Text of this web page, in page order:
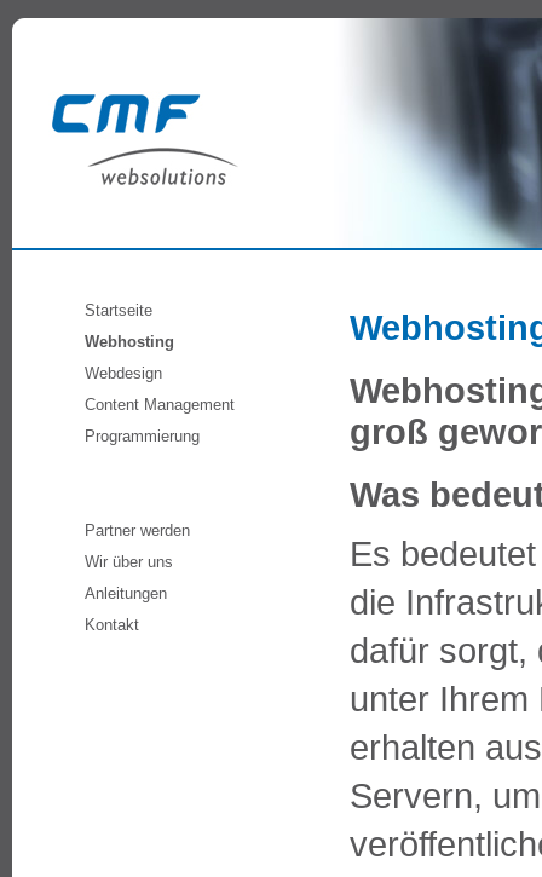
Startseite
Webhosting
Webdesign
Content Management
Programmierung
Partner werden
Wir über uns
Anleitungen
Kontakt
groß
Was
Es
die
dafür sorgt,
unter Ihrem
erhalten
Servern,